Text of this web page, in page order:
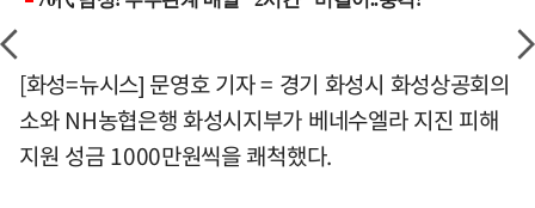
[화성=뉴시스] 문영호 기자 = 경기 화성시 화성상공회의
소와 NH농협은행 화성시지부가 베네수엘라 지진 피해
지원 성금 1000만원씩을 쾌척했다.